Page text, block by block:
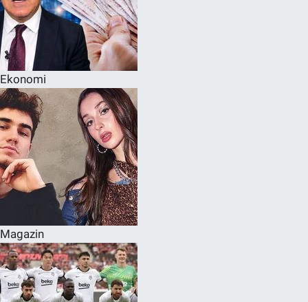
Ekonomi
Magazin